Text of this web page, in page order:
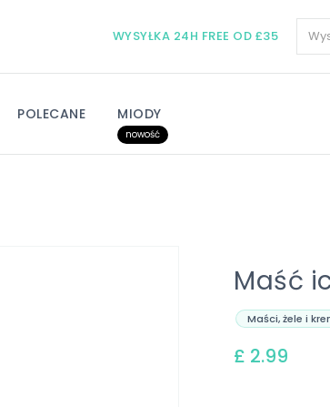
WYSYŁKA 24H FREE OD £35
POLECANE MIODY
nowość
Maść
Maści, żele i
£ 2.99